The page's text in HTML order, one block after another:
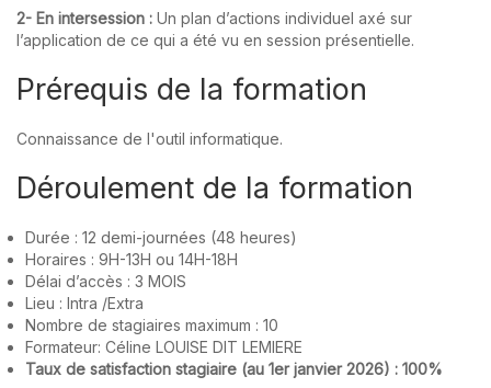
2- En intersession : Un plan d’actions individuel axé sur
l’application de ce qui a été vu en session présentielle.
Prérequis de la formation
Connaissance de l'outil informatique.
Déroulement de la formation
Durée : 12 demi-journées (48 heures)
Horaires : 9H-13H ou 14H-18H
Délai d’accès : 3 MOIS
Lieu : Intra /Extra
Nombre de stagiaires maximum : 10
Formateur: Céline LOUISE DIT LEMIERE
Taux de satisfaction stagiaire (au 1er janvier 2026) : 100%